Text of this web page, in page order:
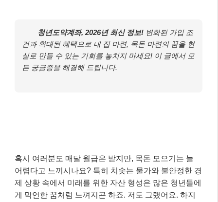
청년도약계좌, 2026년 최신 정보! 변화된 가입 조
건과 확대된 혜택으로 내 집 마련, 목돈 마련의 꿈을 현
실로 만들 수 있는 기회를 놓치지 마세요! 이 글에서 모
든 궁금증을 해결해 드립니다.
혹시 여러분도 매달 월급은 받지만, 목돈 모으기는 늘
어렵다고 느끼시나요? 특히 치솟는 물가와 불안정한 경
제 상황 속에서 미래를 위한 자산 형성은 많은 청년들에
게 막연한 꿈처럼 느껴지곤 하죠. 저도 그랬어요. 하지